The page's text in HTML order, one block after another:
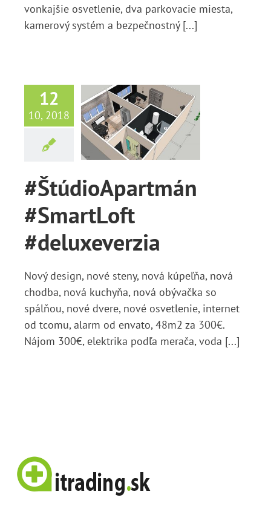
vonkajšie osvetlenie, dva parkovacie miesta,
kamerový systém a bezpečnostný [...]
12
10, 2018
#ŠtúdioApartmán
#SmartLoft
#deluxeverzia
Nový design, nové steny, nová kúpeľňa, nová
chodba, nová kuchyňa, nová obývačka so
spálňou, nové dvere, nové osvetlenie, internet
od tcomu, alarm od envato, 48m2 za 300€.
Nájom 300€, elektrika podľa merača, voda [...]